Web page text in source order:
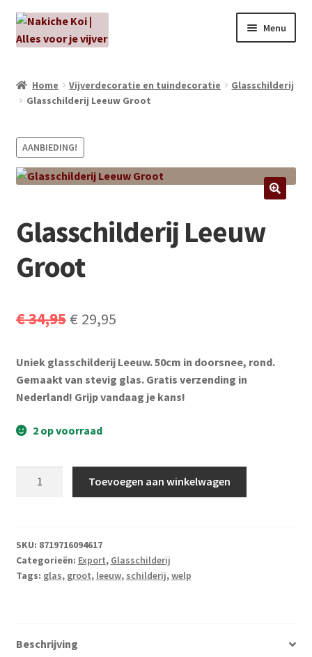
Ga
door
Ga
naar
Menu
Kabouters
Algenbehandeling
Aanbiedingen
Vijverdecoratie en tuindecoratie
Vijveronderhoud
Tuinonderhoud
Voor vissen
Overige
Buxus
Kerst
Home Vijverdecoratie en tuindecoratie
Glasschilderij
Glasschilderij Leeuw Groot
AANBIEDING!
Glasschilderij Leeuw
Groot
€34,95 Oorspronkelijke
was:
€ 34,95.
€ 29,95Huidige
is:
€ 29,95.
Uniek glasschilderij Leeuw. 50cm in doorsnee, rond.
Gemaakt van stevig glas. Gratis verzending in
Nederland! Grijp vandaag je kans!
2 op voorraad
Toevoegen aan winkelwagen
SKU: 8719716094617
Categorieën: Export, Glasschilderij
Tags: glas, groot, leeuw, schilderij,welp
Beschrijving